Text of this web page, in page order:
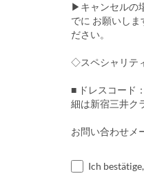
▶キャンセルの
でに お願いし
ださい。
◇スペシャリテ
■ ドレスコード
細は新宿三井ク
お問い合わせメ
Ich